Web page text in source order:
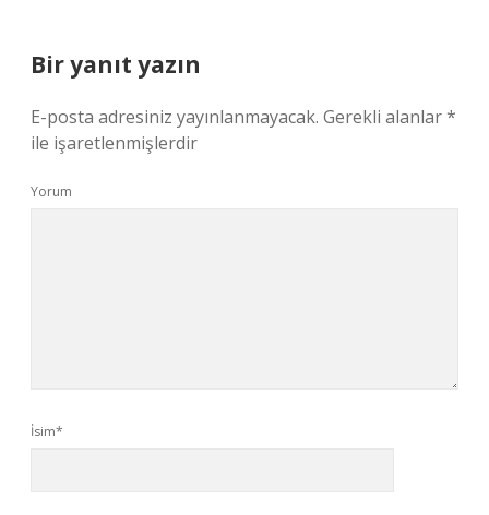
Bir yanıt yazın
E-posta adresiniz yayınlanmayacak. Gerekli alanlar*
ile işaretlenmişlerdir
Yorum
İsim*